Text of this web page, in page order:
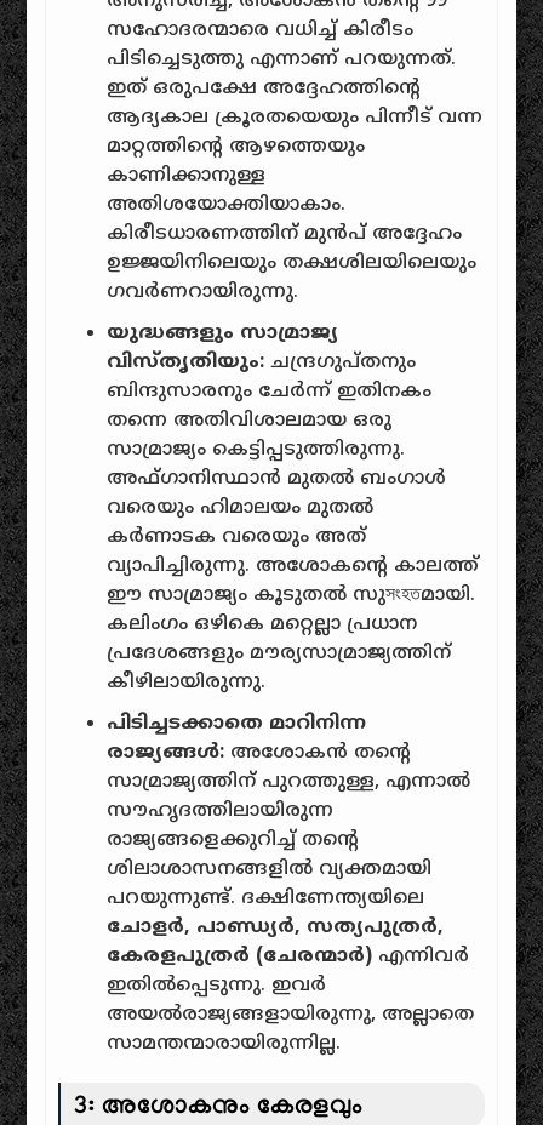
സഹോദരന്മാരെ വധിച്ച് കിരീടം
പിടിച്ചെടുത്തു എന്നാണ് പറയുന്നത്.
ഇത് ഒരുപക്ഷേ അദ്ദേഹത്തിന്റെ
ആദ്യകാല ക്രൂരതയെയും പിന്നീട് വന്ന
മാറ്റത്തിന്റെ ആഴത്തെയും
കാണിക്കാനുള്ള
അതിശയോക്തിയാകാം.
കിരീടധാരണത്തിന് മുൻപ് അദ്ദേഹം
ഉജ്ജയിനിലെയും തക്ഷശിലയിലെയും
ഗവർണറായിരുന്നു.
യുദ്ധങ്ങളും സാമ്രാജ്യ
വിസ്തൃതിയും: ചന്ദ്രഗുപ്തനും
ബിന്ദുസാരനും ചേർന്ന് ഇതിനകം
തന്നെ അതിവിശാലമായ ഒരു
സാമ്രാജ്യം കെട്ടിപ്പടുത്തിരുന്നു.
അഫ്ഗാനിസ്ഥാൻ മുതൽ ബംഗാൾ
വരെയും ഹിമാലയം മുതൽ
കർണാടക വരെയും അത്
വ്യാപിച്ചിരുന്നു. അശോകന്റെ കാലത്ത്
ഈ സാമ്രാജ്യം കൂടുതൽ സുসংহতമായി.
കലിംഗം ഒഴികെ മറ്റെല്ലാ പ്രധാന
പ്രദേശങ്ങളും മൗര്യസാമ്രാജ്യത്തിന്
കീഴിലായിരുന്നു.
പിടിച്ചടക്കാതെ മാറിനിന്ന
രാജ്യങ്ങൾ: അശോകൻ തന്റെ
സാമ്രാജ്യത്തിന് പുറത്തുള്ള, എന്നാൽ
സൗഹൃദത്തിലായിരുന്ന
രാജ്യങ്ങളെക്കുറിച്ച് തന്റെ
ശിലാശാസനങ്ങളിൽ വ്യക്തമായി
പറയുന്നുണ്ട്. ദക്ഷിണേന്ത്യയിലെ
ചോളർ, പാണ്ഡ്യർ, സത്യപുത്രർ,
കേരളപുത്രർ (ചേരന്മാർ) എന്നിവർ
ഇതിൽപ്പെടുന്നു. ഇവർ
അയൽരാജ്യങ്ങളായിരുന്നു, അല്ലാതെ
സാമന്തന്മാരായിരുന്നില്ല.
3: അശോകനും കേരളവും